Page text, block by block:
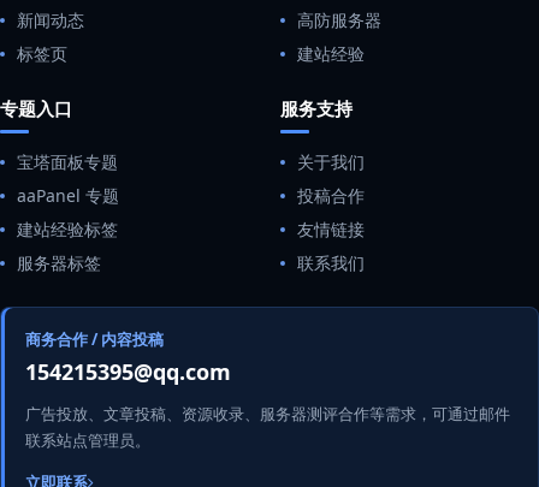
新闻动态
标签页
高防服务器
建站经验
专题入口
宝塔面板专题
aaPanel 专题
建站经验标签
服务器标签
服务支持
关于我们
投稿合作
友情链接
联系我们
商务合作 / 内容投稿
154215395@qq.com
广告投放、文章投稿、资源收录、服务器测评合作等需求，可通过邮件
联系站点管理员。
立即联系